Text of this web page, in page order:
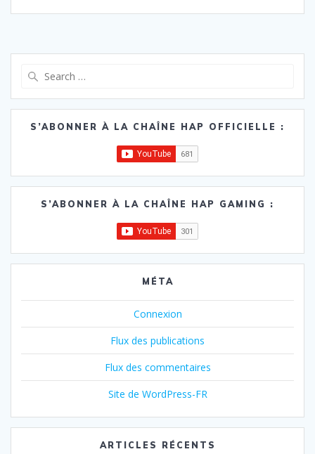
S’ABONNER À LA CHAÎNE HAP OFFICIELLE :
S’ABONNER À LA CHAÎNE HAP GAMING :
MÉTA
Connexion
Flux des publications
Flux des commentaires
Site de WordPress-FR
ARTICLES RÉCENTS